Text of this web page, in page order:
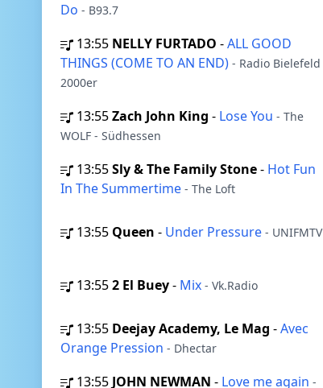
Do - B93.7
13:55 NELLY FURTADO -ALL GOOD
THINGS (COME TO AN END) - Radio Bielefeld
2000er
13:55Zach John King - Lose You - The
WOLF - Südhessen
13:55Sly & The Family Stone- Hot Fun
In The Summertime - The Loft
13:55 Queen - Under Pressure - UNIFMTV
13:552 El Buey- Mix - Vk.Radio
13:55 Deejay Academy, Le Mag -Avec
Orange Pression - Dhectar
13:55 JOHN NEWMAN - Love me again -